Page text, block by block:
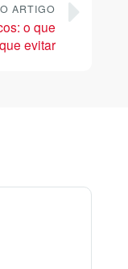
ARTIGO
o que
evitar